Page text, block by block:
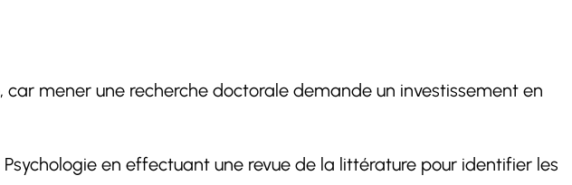
car mener une recherche doctorale demande un investissement en
en effectuant une revue de la littérature pour identifier les